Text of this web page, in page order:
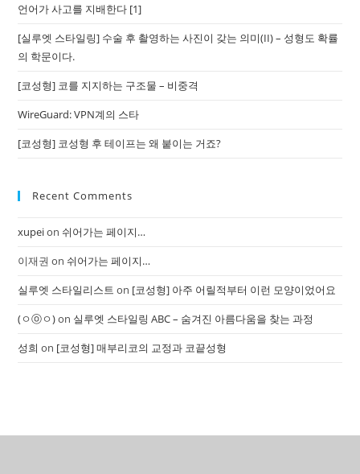
언어가 사고를 지배한다 [1]
[실루엣 스타일링] 수술 후 촬영하는 사진이 갖는 의미(II) – 성형도 확률
의 학문이다.
[코성형] 코를 지지하는 구조물 – 비중격
WireGuard: VPN계의 스타
[코성형] 코성형 후 테이프는 왜 붙이는 거죠?
Recent Comments
xupeion 쉬어가는 페이지…
이재권 on 쉬어가는 페이지…
실루엣 스타일리스트 on [코성형] 아주 어릴적부터 이런 모양이었어요
(ㅇⓞㅇ)on 실루엣 스타일링 ABC – 숨겨진 아름다움을 찾는 과정
성희 on [코성형] 매부리코의 교정과 코끝성형